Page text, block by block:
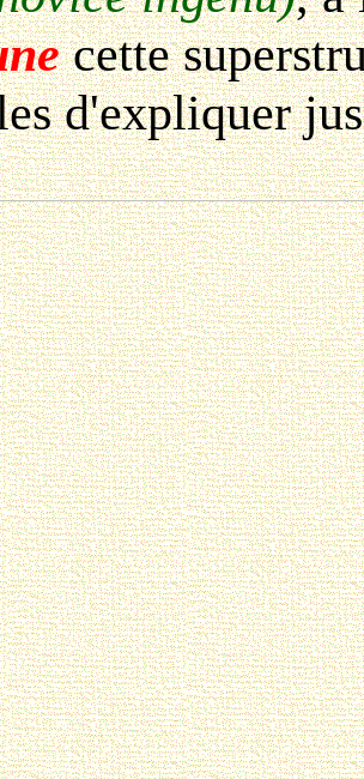
cette
d'expliquer